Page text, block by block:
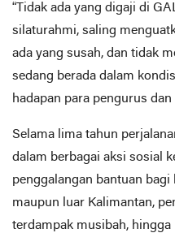
“Tidak ada yang digaji di
silaturahmi, saling
ada yang susah, dan tidak
sedang berada dalam
hadapan para pengurus
Selama lima tahun
dalam berbagai aksi sosial
penggalangan bantuan
maupun luar Kalimantan,
terdampak musibah,